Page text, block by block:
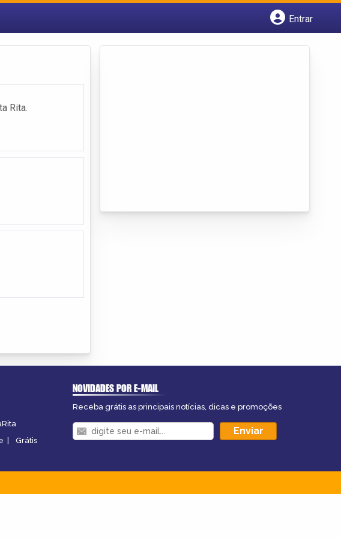
Entrar
Rita.
| Grátis
NOVIDADES POR E-MAIL
Receba grátis as principais notícias, dicas e promoções